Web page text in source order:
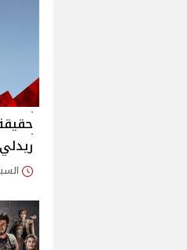
السبت 29/مارس/